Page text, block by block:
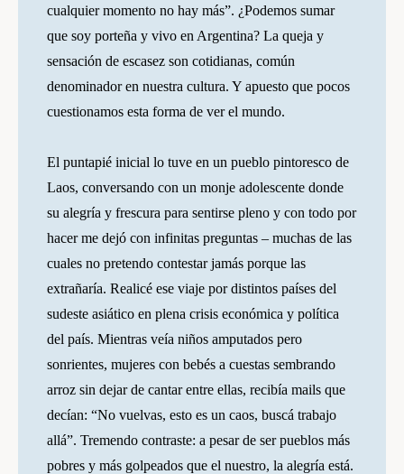
cualquier momento no hay más”. ¿Podemos sumar
que soy porteña y vivo en Argentina? La queja y
sensación de escasez son cotidianas, común
denominador en nuestra cultura. Y apuesto que pocos
cuestionamos esta forma de ver el mundo.
El puntapié inicial lo tuve en un pueblo pintoresco de
Laos, conversando con un monje adolescente donde
su alegría y frescura para sentirse pleno y con todo por
hacer me dejó con infinitas preguntas – muchas de las
cuales no pretendo contestar jamás porque las
extrañaría. Realicé ese viaje por distintos países del
sudeste asiático en plena crisis económica y política
del país. Mientras veía niños amputados pero
sonrientes, mujeres con bebés a cuestas sembrando
arroz sin dejar de cantar entre ellas, recibía mails que
decían: “No vuelvas, esto es un caos, buscá trabajo
allá”. Tremendo contraste: a pesar de ser pueblos más
pobres y más golpeados que el nuestro, la alegría está.